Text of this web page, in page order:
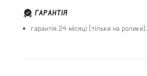
ГАРАНТІЯ
гарантія 24 місяці (тільки на ролики).